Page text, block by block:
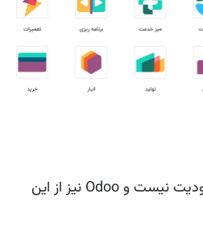
هیچ نرم‌افزاری بدون محدودیت نیست و Odoo نیز از این